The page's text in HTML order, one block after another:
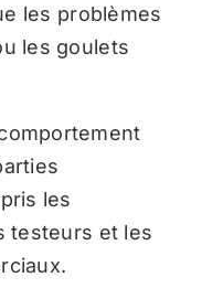
les problèmes
les goulets
les
testeurs et les